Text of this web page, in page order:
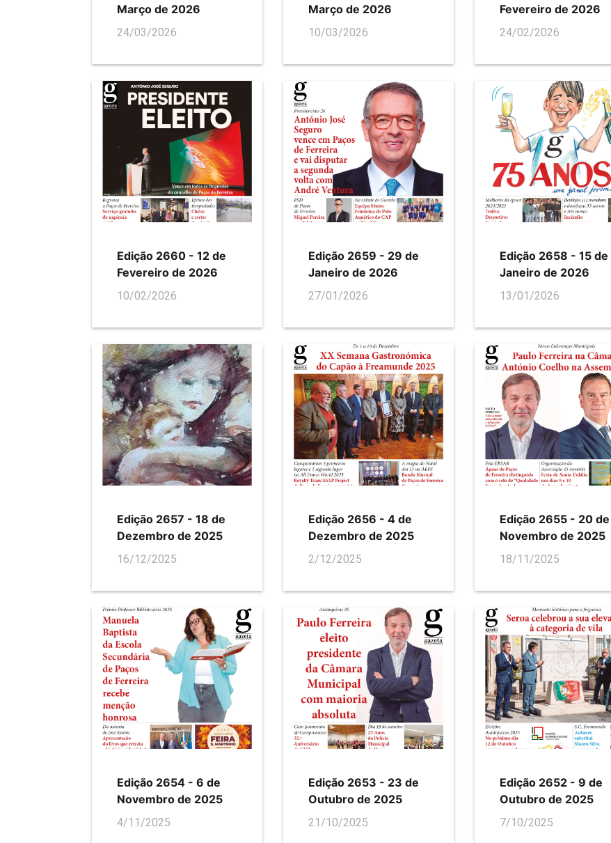
Março de 2026
24/03/2026
Março de 2026
10/03/2026
Fevereiro de 2026
24/02/2026
Edição 2660 - 12 de
Fevereiro de 2026
10/02/2026
Edição 2659 - 29 de
Janeiro de 2026
27/01/2026
Edição 2658 - 15 de
Janeiro de 2026
13/01/2026
Edição 2657 - 18 de
Dezembro de 2025
16/12/2025
Edição 2656 - 4 de
Dezembro de 2025
2/12/2025
Edição 2655 - 20 de
Novembro de 2025
18/11/2025
Edição 2654 - 6 de
Novembro de 2025
4/11/2025
Edição 2653 - 23 de
Outubro de 2025
21/10/2025
Edição 2652 - 9 de
Outubro de 2025
7/10/2025